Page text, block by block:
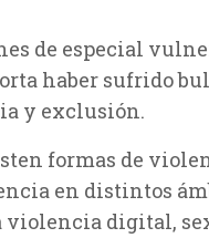
de especial
haber sufrido
y exclusión.
formas de
en distintos
digital,